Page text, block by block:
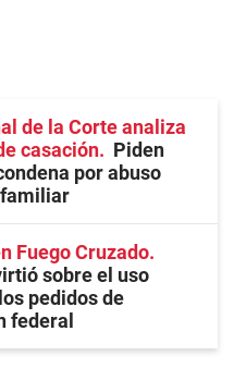
de la Corte analiza
casación
Piden
por abuso
Fuego Cruzado
sobre el uso
pedidos de
federal